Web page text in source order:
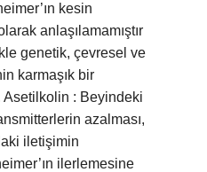
kesin
anlaşılamamıştır
genetik, çevresel ve
karmaşık bir
: Beyindeki
azalması,
iletişimin
ilerlemesine